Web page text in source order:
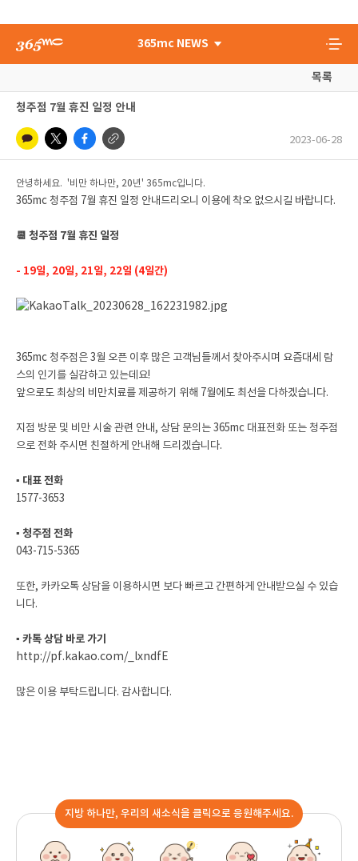
365mc NEWS
목록
청주점 7월 휴진 일정 안내
2023-06-28
안녕하세요. '비만 하나만, 20년' 365mc입니다.
365mc 청주점 7월 휴진 일정 안내드리오니 이용에 착오 없으시길 바랍니다.
📆 청주점 7월 휴진 일정
- 19일, 20일, 21일, 22일 (4일간)
365mc 청주점은 3월 오픈 이후 많은 고객님들께서 찾아주시며 요즘대세 람
스의 인기를 실감하고 있는데요!
앞으로도 최상의 비만치료를 제공하기 위해 7월에도 최선을 다하겠습니다.
지점 방문 및 비만 시술 관련 안내, 상담 문의는 365mc 대표전화 또는 청주점
으로 전화 주시면 친절하게 안내해 드리겠습니다.
▪ 대표 전화
1577-3653
▪ 청주점 전화
043-715-5365
또한, 카카오톡 상담을 이용하시면 보다 빠르고 간편하게 안내받으실 수 있습
니다.
▪ 카톡 상담 바로 가기
http://pf.kakao.com/_lxndfE
많은 이용 부탁드립니다. 감사합니다.
지방 하나만, 우리의 새소식을 클릭으로 응원해주세요.